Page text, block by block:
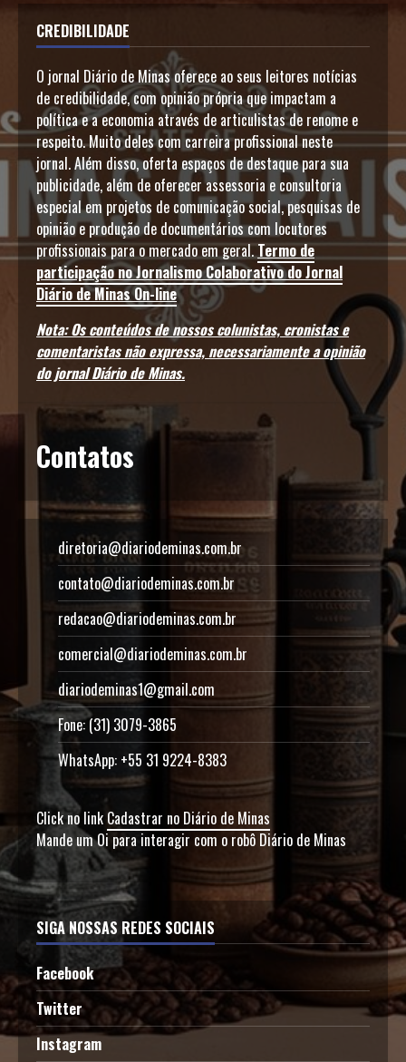
CREDIBILIDADE
O jornal Diário de Minas oferece ao seus leitores notícias
de credibilidade, com opinião própria que impactam a
política e a economia através de articulistas de renome e
respeito. Muito deles com carreira profissional neste
jornal. Além disso, oferta espaços de destaque para sua
publicidade, além de oferecer assessoria e consultoria
especial em projetos de comunicação social, pesquisas de
opinião e produção de documentários com locutores
profissionais para o mercado em geral.Termo de
participação no Jornalismo Colaborativo do Jornal
Diário de Minas On-line
Nota: Os conteúdos de nossos colunistas, cronistas e
comentaristas não expressa, necessariamente a opinião
do jornal Diário de Minas.
Contatos
diretoria@diariodeminas.com.br
contato@diariodeminas.com.br
redacao@diariodeminas.com.br
comercial@diariodeminas.com.br
diariodeminas1@gmail.com
Fone: (31) 3079-3865
WhatsApp: +55 31 9224-8383
Click no link Cadastrar no Diário de Minas
Mande um Oi para interagir com o robô Diário de Minas
SIGA NOSSAS REDES SOCIAIS
Facebook
Twitter
Instagram